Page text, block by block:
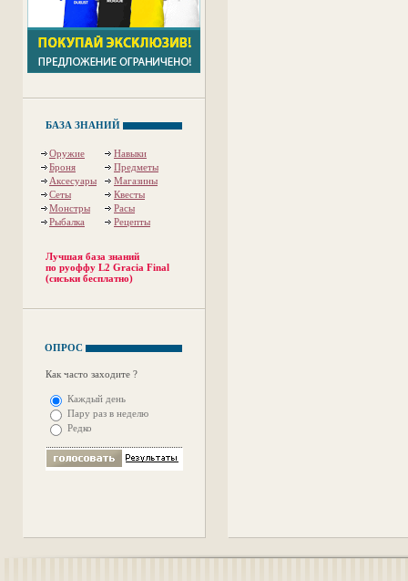
БАЗА ЗНАНИЙ
Оружие
Навыки
Броня
Предметы
Аксесуары
Магазины
Сеты
Квесты
Монстры
Расы
Рыбалка
Рецепты
Лучшая база знаний
по руоффу L2 Gracia Final
(сиськи бесплатно)
ОПРОС
Как часто заходите ?
Каждый день
Пару раз в неделю
Редко